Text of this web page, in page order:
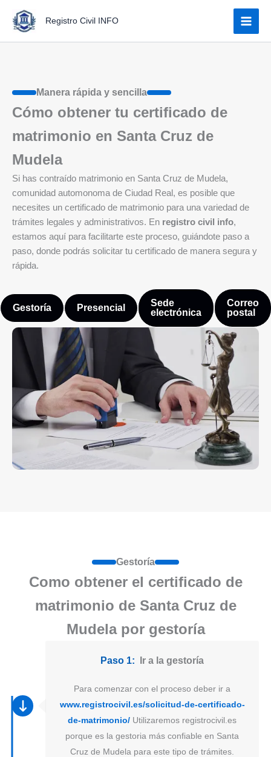
contenido
Registro Civil INFO
Manera rápida y sencilla
Cómo obtener tu certificado de
matrimonio en Santa Cruz de
Mudela
Si has contraído matrimonio en Santa Cruz de Mudela,
comunidad automonoma de Ciudad Real, es posible que
necesites un certificado de matrimonio para una variedad de
trámites legales y administrativos. En registro civil info,
estamos aquí para facilitarte este proceso, guiándote paso a
paso, donde podrás solicitar tu certificado de manera segura y
rápida.
Gestoría Presencial
Sede
electrónica
Correo
postal
Gestoría
Como obtener el certificado de
matrimonio de Santa Cruz de
Mudela por gestoría
Paso 1: Ir a la gestoría
Para comenzar con el proceso deber ir a
www.registrocivil.es/solicitud-de-certificado-
de-matrimonio/ Utilizaremos registrocivil.es
porque es la gestoria más confiable en Santa
Cruz de Mudela para este tipo de trámites.